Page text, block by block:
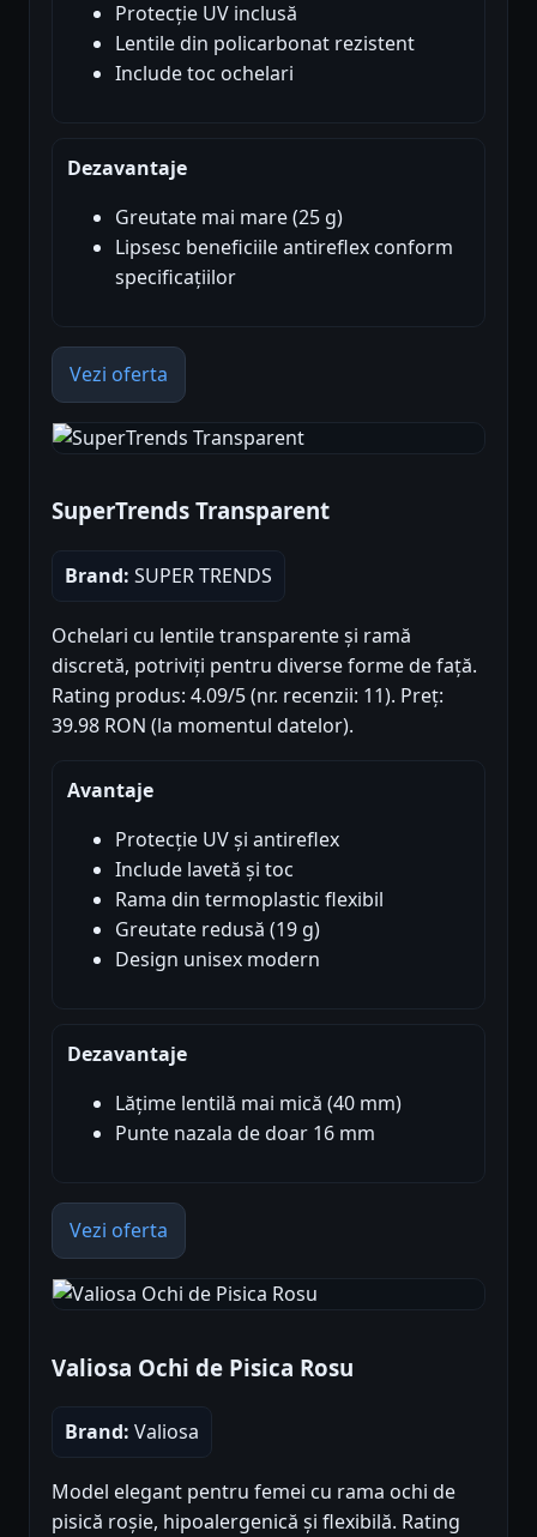
Protecție UV inclusă
Lentile din policarbonat rezistent
Include toc ochelari
Dezavantaje
Greutate mai mare (25 g)
Lipsesc beneficiile antireflex conform
specificațiilor
Vezi oferta
SuperTrends Transparent
Brand: SUPER TRENDS
Ochelari cu lentile transparente și ramă
discretă, potriviți pentru diverse forme de față.
Rating produs: 4.09/5 (nr. recenzii: 11). Preț:
39.98 RON (la momentul datelor).
Avantaje
Protecție UV și antireflex
Include lavetă și toc
Rama din termoplastic flexibil
Greutate redusă (19 g)
Design unisex modern
Dezavantaje
Lățime lentilă mai mică (40 mm)
Punte nazala de doar 16 mm
Vezi oferta
Valiosa Ochi de Pisica Rosu
Brand: Valiosa
Model elegant pentru femei cu rama ochi de
pisică roșie, hipoalergenică și flexibilă. Rating